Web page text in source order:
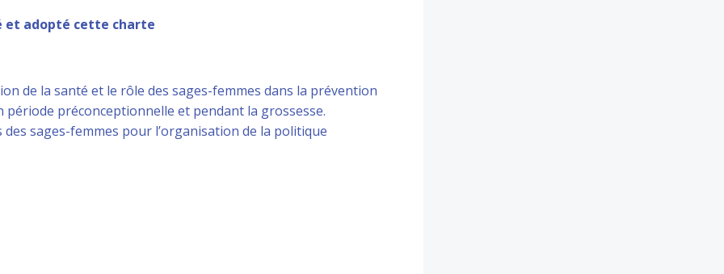
et adopté cette charte
de la santé et le rôle des sages-femmes dans la prévention
période préconceptionnelle et pendant la grossesse.
sages-femmes pour l’organisation de la politique